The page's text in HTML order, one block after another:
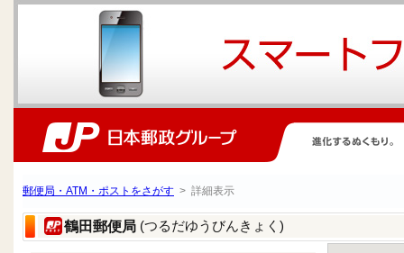
郵便局・ATM・ポストをさがす > 詳細表示
鶴田郵便局 (つるだゆうびんきょく)